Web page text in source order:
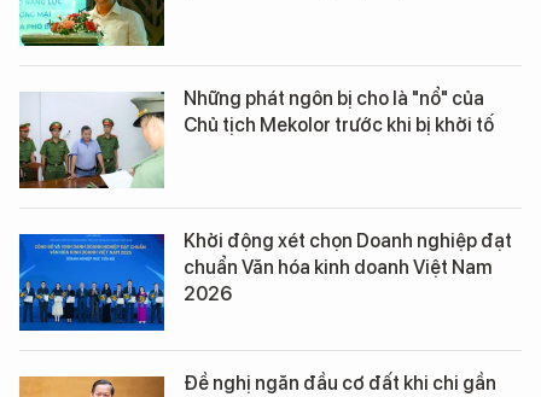
Những phát ngôn bị cho là "nổ" của
Chủ tịch Mekolor trước khi bị khởi tố
Khởi động xét chọn Doanh nghiệp đạt
chuẩn Văn hóa kinh doanh Việt Nam
2026
Đề nghị ngăn đầu cơ đất khi chi gần